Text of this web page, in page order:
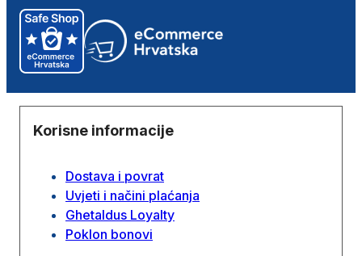
Korisne informacije
Dostava i povrat
Uvjeti i načini plaćanja
Ghetaldus Loyalty
Poklon bonovi